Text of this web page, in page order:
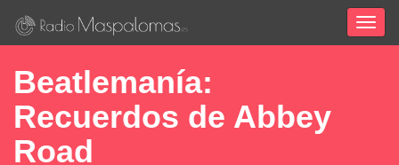
Beatlemanía:
Recuerdos de Abbey
Road